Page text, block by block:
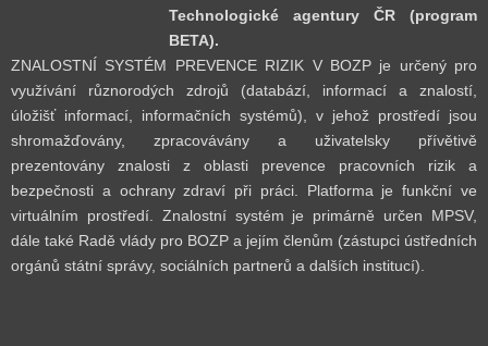
Technologické agentury ČR (program
BETA).
ZNALOSTNÍ SYSTÉM PREVENCE RIZIK V BOZP je určený pro
využívání různorodých zdrojů (databází, informací a znalostí,
úložišť informací, informačních systémů), v jehož prostředí jsou
shromažďovány, zpracovávány a uživatelsky přívětivě
prezentovány znalosti z oblasti prevence pracovních rizik a
bezpečnosti a ochrany zdraví při práci. Platforma je funkční ve
virtuálním prostředí. Znalostní systém je primárně určen MPSV,
dále také Radě vlády pro BOZP a jejím členům (zástupci ústředních
orgánů státní správy, sociálních partnerů a dalších institucí).